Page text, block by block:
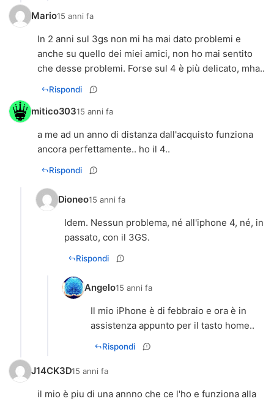
Mario15 anni fa
In 2 anni sul 3gs non mi ha mai dato problemi e
anche su quello dei miei amici, non ho mai sentito
che desse problemi. Forse sul 4 è più delicato, mha..
Rispondi
mitico30315 anni fa
a me ad un anno di distanza dall'acquisto funziona
ancora perfettamente.. ho il 4..
Rispondi
Dioneo15 anni fa
Idem. Nessun problema, né all'iphone 4, né, in
passato, con il 3GS.
Rispondi
Angelo15 anni fa
Il mio iPhone è di febbraio e ora è in
assistenza appunto per il tasto home..
Rispondi
J14CK3D15 anni fa
il mio è piu di una annno che ce l'ho e funziona alla